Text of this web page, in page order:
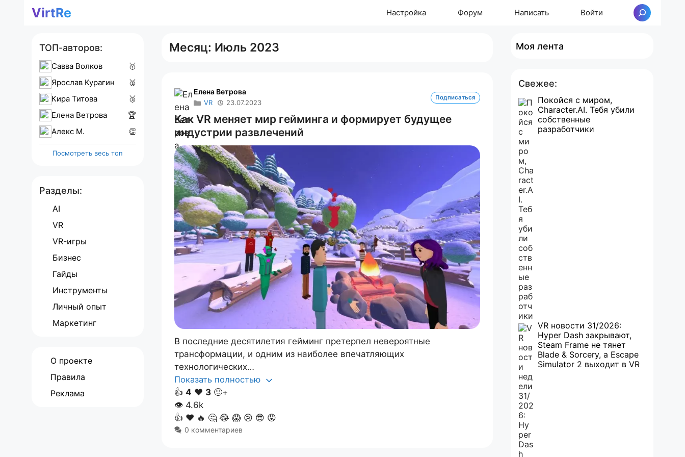
ПерейтиVirtRe Настройка Форум Написать Войти Поиск
Месяц: Июль 2023
Елена Ветрова
VR 23.07.2023
Подписаться
Как VR меняет мир гейминга и формирует будущее
индустрии развлечений
В последние десятилетия гейминг претерпел невероятные
трансформации, и одним из наиболее впечатляющих
технологических…
Показать полностью
👍 4 ❤️ 3 🙂+
👁 4.6k
👍 ❤️ 🔥 🤔 😂 😱 😢 😎 😡
0 комментариев
ТОП-авторов:
Савва Волков
🥇
Ярослав Курагин
🥈
Кира Титова
🥉
Елена Ветрова
🏆
Алекс M.
👏
Посмотреть весь топ
Разделы:
AI
VR
VR-игры
Бизнес
Гайды
Инструменты
Личный опыт
Маркетинг
О проекте
Правила
Реклама
Моя лента
Свежее:
Покойся с миром,
Character.AI. Тебя убили
собственные
разработчики
VR новости 31/2026:
Hyper Dash закрывают,
Steam Frame не тянет
Blade & Sorcery, а Escape
Simulator 2 выходит в VR